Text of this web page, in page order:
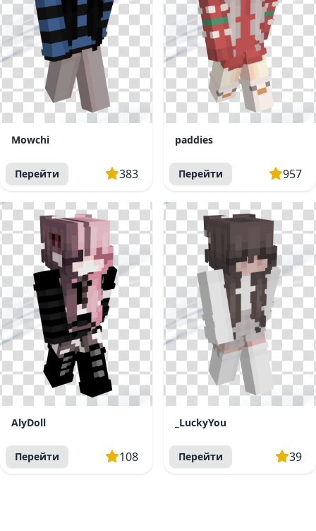
Mowchi
Перейти 383
paddies
Перейти 957
AlyDoll
Перейти 108
_LuckyYou
Перейти 39